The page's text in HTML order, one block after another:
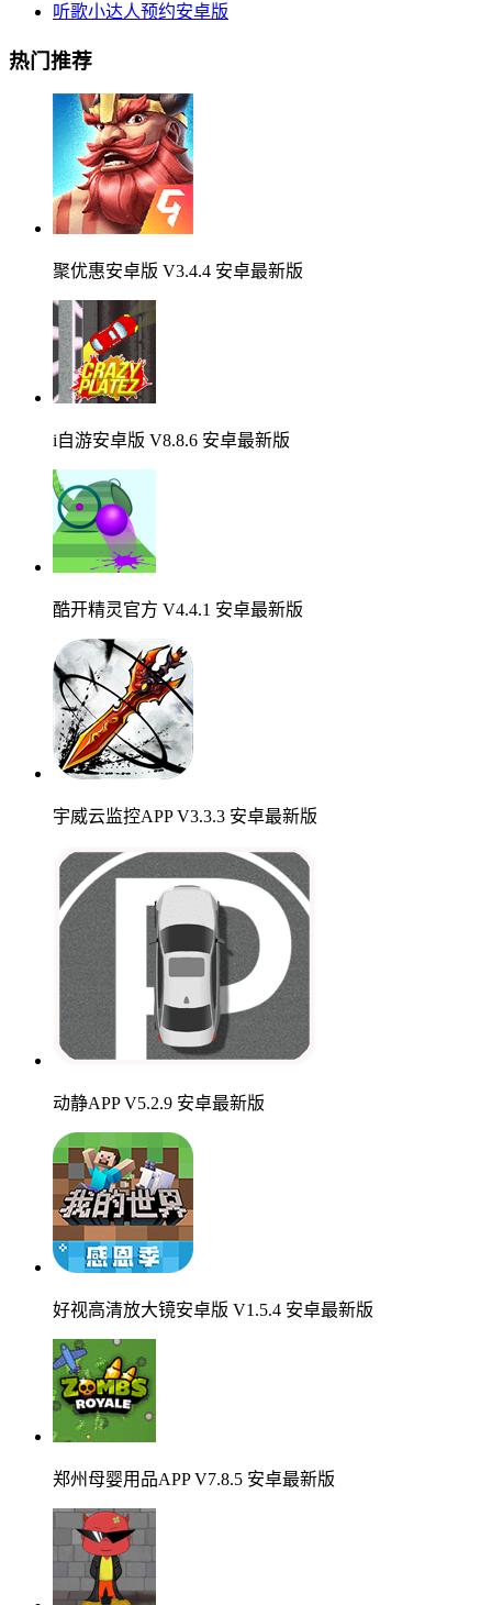
听歌小达人预约安卓版
热门推荐
聚优惠安卓版 V3.4.4 安卓最新版
i自游安卓版 V8.8.6 安卓最新版
酷开精灵官方 V4.4.1 安卓最新版
宇威云监控APP V3.3.3 安卓最新版
动静APP V5.2.9 安卓最新版
好视高清放大镜安卓版 V1.5.4 安卓最新版
郑州母婴用品APP V7.8.5 安卓最新版